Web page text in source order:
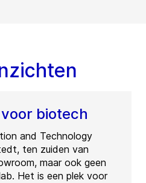
biotech
and Technology
ten zuiden van
maar ook geen
Het is een plek voor